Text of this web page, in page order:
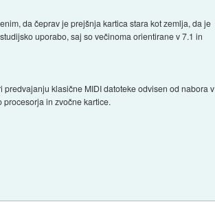
da čeprav je prejšnja kartica stara kot zemlja, da je
uporabo, saj so večinoma orientirane v 7.1 in
klasične MIDI datoteke odvisen od nabora v
in zvočne kartice.